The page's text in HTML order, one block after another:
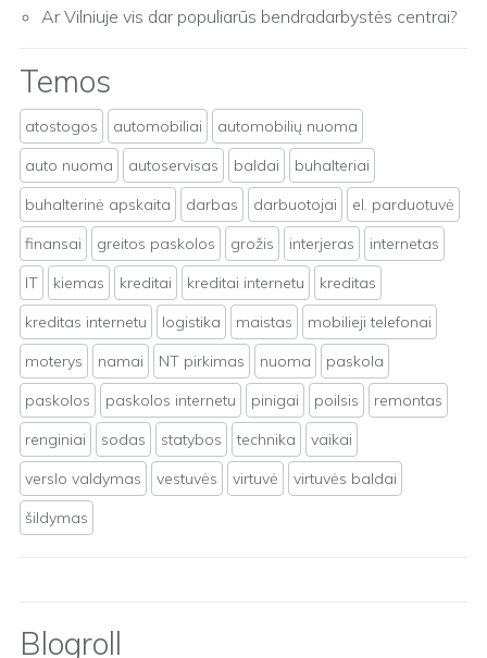
Ar Vilniuje vis dar populiarūs bendradarbystės centrai?
Temos
atostogos automobiliai
automobilių nuoma
auto nuoma
autoservisas baldai
buhalteriai
buhalterinė apskaita
darbas darbuotojai
el. parduotuvė
finansai
greitos paskolos grožis interjeras
internetas
IT
kiemas kreditai kreditai internetu
kreditas
kreditas internetu
logistika maistas
mobilieji telefonai
moterys
namai NT pirkimas nuoma
paskola
paskolos
paskolos internetu pinigai poilsis
remontas
renginiai
sodas statybos technika
vaikai
verslo valdymas
vestuvės virtuvė
virtuvės baldai
šildymas
Blogroll